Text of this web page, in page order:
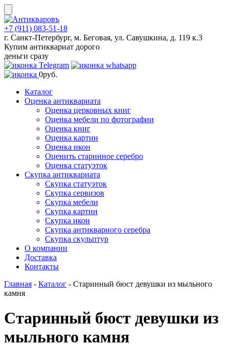
Skip
to
content
+7 (911) 083-51-18
г. Санкт-Петербург, м. Беговая, ул. Савушкина, д. 119 к.3
Купим антиквариат дорого
деньги сразу
0руб.
Каталог
Оценка антиквариата
Оценка церковных книг
Оценка мебели по фотографии
Оценка книг
Оценка картин
Оценка икон
Оценить старинное серебро
Оценка статуэток
Скупка антиквариата
Скупка статуэток
Скупка сервизов
Скупка мебели
Скупка картин
Скупка икон
Скупка антикварного серебра
Скупка скульптур
О компании
Доставка
Контакты
Главная - Каталог - Старинный бюст девушки из мыльного
камня
Старинный бюст девушки из
мыльного камня